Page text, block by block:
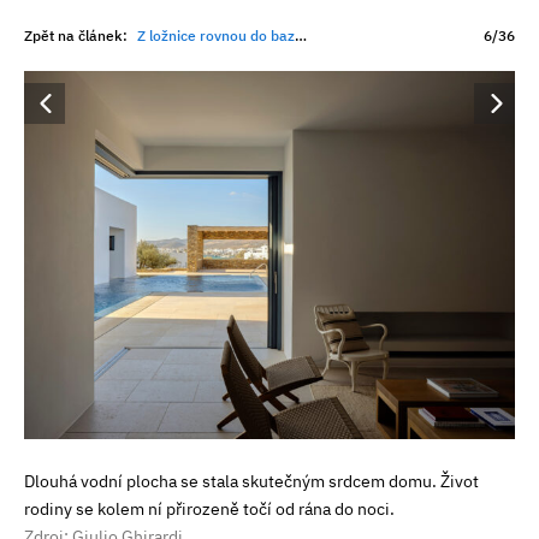
Zpět na článek: Z ložnice rovnou do bazénu. Z betonového skeletu, který deset let stál prázdný, vznikl minimalistický dům u moře 6/36
Dlouhá vodní plocha se stala skutečným srdcem domu. Život
rodiny se kolem ní přirozeně točí od rána do noci.